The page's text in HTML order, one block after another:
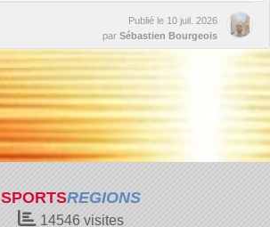
Publié le 10 juil. 2026
par Sébastien Bourgeois
SPORTSREGIONS
14546visites